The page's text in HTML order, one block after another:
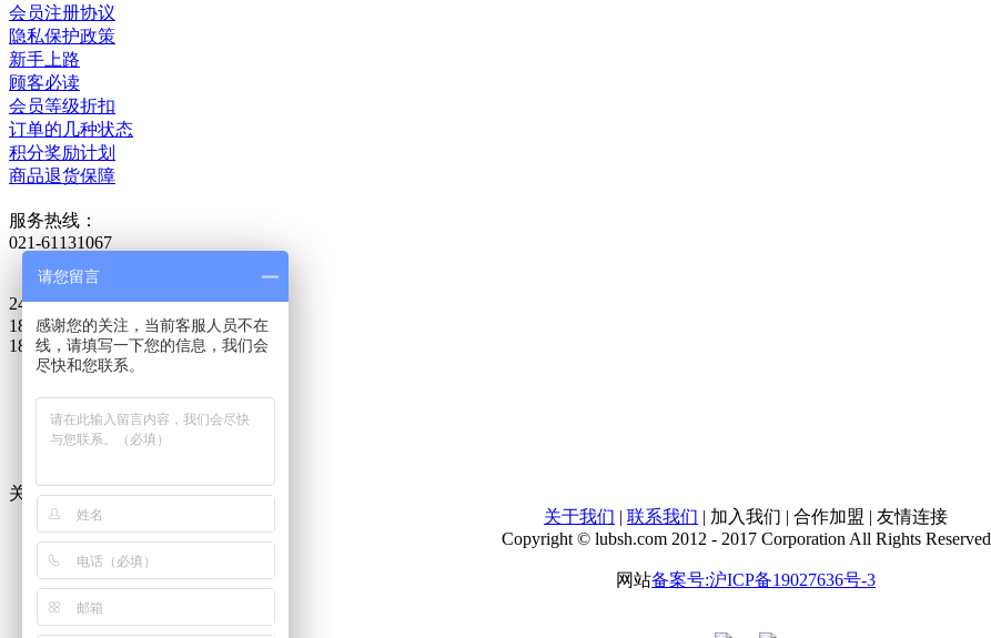
会员注册协议
隐私保护政策
新手上路
顾客必读
会员等级折扣
订单的几种状态
积分奖励计划
商品退货保障
服务热线：
021-61131067
24小时热线：
18621595918
18621528537
技术咨询
关闭在线客服
关于我们 | 联系我们 | 加入我们 | 合作加盟 | 友情连接
Copyright © lubsh.com 2012 - 2017 Corporation All Rights Reserved
网站备案号:沪ICP备19027636号-3
请您留言
感谢您的关注，当前客服人员不在
线，请填写一下您的信息，我们会
尽快和您联系。